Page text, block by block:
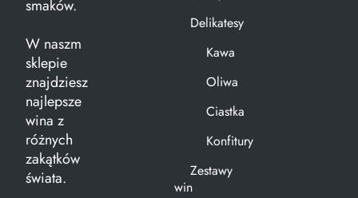
smaków.
W naszm
sklepie
znajdziesz
najlepsze
wina z
różnych
zakątków
świata.
Delikatesy
Kawa
Oliwa
Ciastka
Konfitury
Zestawy
win